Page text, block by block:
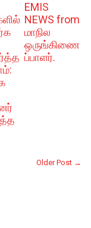
EMIS
NEWS from
மாநில
ஒருங்கிணை
ப்பாளர்.
Older Post →